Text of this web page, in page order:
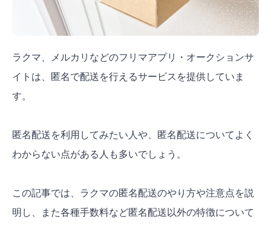
ラクマ、メルカリなどのフリマアプリ・オークションサ
イトは、匿名で配送を行えるサービスを提供していま
す。
匿名配送を利用してみたい人や、匿名配送についてよく
わからない点がある人も多いでしょう。
この記事では、ラクマの匿名配送のやり方や注意点を説
明し、また各種手数料など匿名配送以外の特徴について